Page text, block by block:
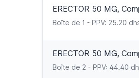
ERECTOR 50 MG,
Boîte de 1 - PPV: 25.20
ERECTOR 50 MG,
Boîte de 2 - PPV: 44.40